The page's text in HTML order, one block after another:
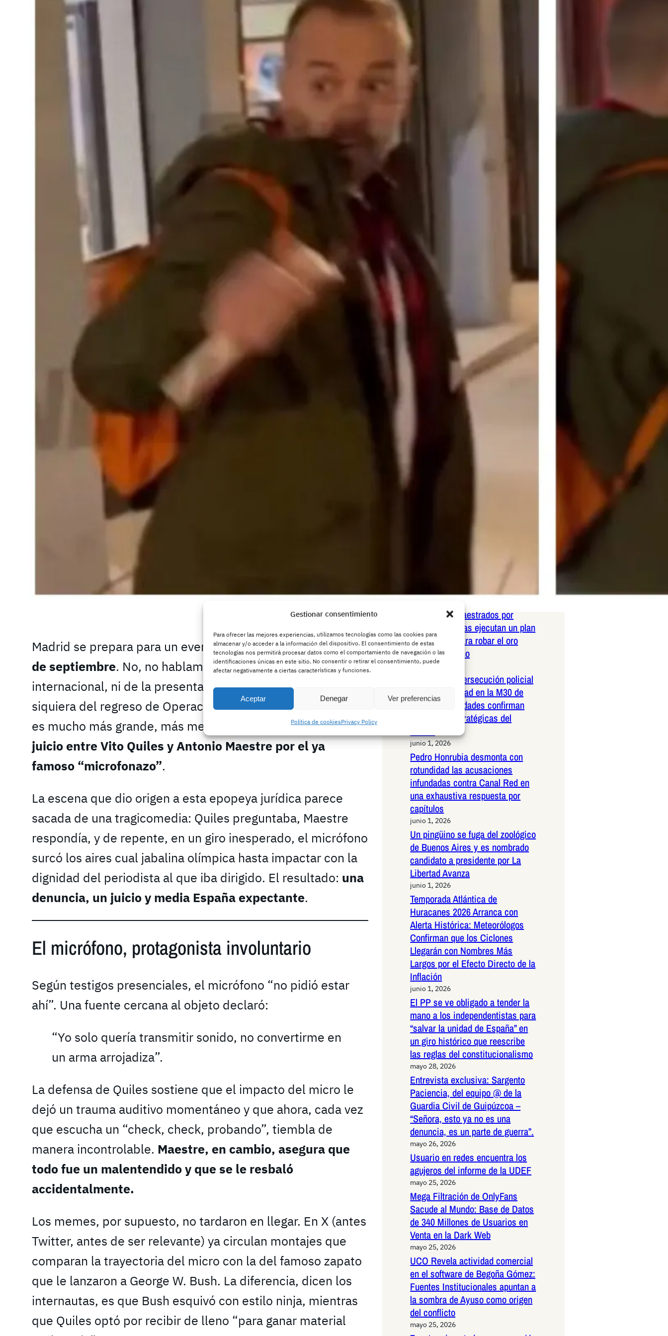
Gestionar consentimiento
Para ofrecer las mejores experiencias, utilizamos tecnologías como las cookies para
almacenar y/o acceder a la información del dispositivo. El consentimiento de estas
tecnologías nos permitirá procesar datos como el comportamiento de navegación o las
identificaciones únicas en este sitio. No consentir o retirar el consentimiento, puede
afectar negativamente a ciertas características y funciones.
Aceptar Denegar Ver preferencias
Política de cookiesPrivacy Policy
Madrid se prepara para un evento histórico estemartes 2
de septiembre. No, no hablamos de una cumbre
internacional, ni de la presentación de un nuevo iPhone, ni
siquiera del regreso de Operación Triunfo. Lo que se avecina
es mucho más grande, más mediático y más absurdo:el
juicio entre Vito Quiles y Antonio Maestre por el ya
famoso “microfonazo”.
La escena que dio origen a esta epopeya jurídica parece
sacada de una tragicomedia: Quiles preguntaba, Maestre
respondía, y de repente, en un giro inesperado, el micrófono
surcó los aires cual jabalina olímpica hasta impactar con la
dignidad del periodista al que iba dirigido. El resultado: una
denuncia, un juicio y media España expectante.
El micrófono, protagonista involuntario
Según testigos presenciales, el micrófono “no pidió estar
ahí”. Una fuente cercana al objeto declaró:
“Yo solo quería transmitir sonido, no convertirme en
un arma arrojadiza”.
La defensa de Quiles sostiene que el impacto del micro le
dejó un trauma auditivo momentáneo y que ahora, cada vez
que escucha un “check, check, probando”, tiembla de
manera incontrolable. Maestre, en cambio, asegura que
todo fue un malentendido y que se le resbaló
accidentalmente.
Los memes, por supuesto, no tardaron en llegar. En X (antes
Twitter, antes de ser relevante) ya circulan montajes que
comparan la trayectoria del micro con la del famoso zapato
que le lanzaron a George W. Bush. La diferencia, dicen los
internautas, es que Bush esquivó con estilo ninja, mientras
que Quiles optó por recibir de lleno “para ganar material
ENTRADAS DESTACADAS
Compañera Universitaria
Hiperrealista que Podría Alterar
Equilibrios Psíquicos Colectivos
Riesgos Históricos
junio 24, 2026
tiene una suscripción de Netflix
Emergencias por alusión:
entrevista a Angustias, operadora
del 112 de Brotelandia
Hombre de 38 años acude a
colonoscopia rutinaria y médicos
descubren cucaracha intacta en
los límites de la anatomía
humana
Timeline Ajeno y Déficit Severo
Periquitos amaestrados por
redes Españolas ejecutan un plan
sistemático para robar el oro
latinoamericano
junio 2, 2026
Jabalí lidera persecución policial
de alta velocidad en la M30 de
Madrid: Autoridades confirman
maniobras estratégicas del
junio 1, 2026
Pedro Honrubia desmonta con
rotundidad las acusaciones
infundadas contra Canal Red en
una exhaustiva respuesta por
capítulos
junio 1, 2026
Un pingüino se fuga del zoológico
de Buenos Aires y es nombrado
candidato a presidente por La
Libertad Avanza
junio 1, 2026
Temporada Atlántica de
Huracanes 2026 Arranca con
Alerta Histórica: Meteorólogos
Confirman que los Ciclones
Llegarán con Nombres Más
Largos por el Efecto Directo de la
Inflación
junio 1, 2026
El PP se ve obligado a tender la
mano a los independentistas para
“salvar la unidad de España” en
un giro histórico que reescribe
las reglas del constitucionalismo
mayo 28, 2026
Entrevista exclusiva: Sargento
Paciencia, del equipo @ de la
Guardia Civil de Guipúzcoa –
“Señora, esto ya no es una
denuncia, es un parte de guerra”.
mayo 26, 2026
Usuario en redes encuentra los
agujeros del informe de la UDEF
mayo 25, 2026
Mega Filtración de OnlyFans
Sacude al Mundo: Base de Datos
de 340 Millones de Usuarios en
Venta en la Dark Web
mayo 25, 2026
UCO Revela actividad comercial
en el software de Begoña Gómez:
Fuentes Institucionales apuntan a
la sombra de Ayuso como origen
del conflicto
mayo 25, 2026